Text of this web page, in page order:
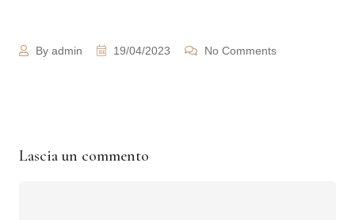
By admin 19/04/2023 No Comments
Lascia un commento